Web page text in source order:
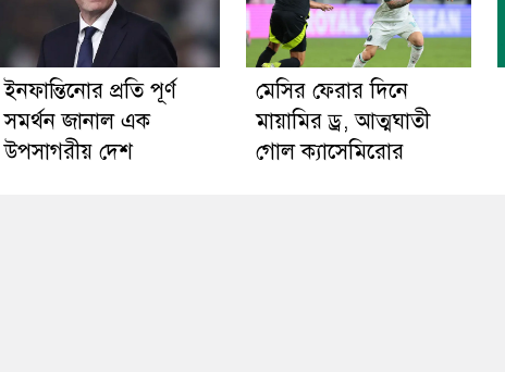
ইনফান্তিনোর প্রতি পূর্ণ
সমর্থন জানাল এক
উপসাগরীয় দেশ
মেসির ফেরার দিনে
মায়ামির ড্র, আত্মঘাতী
গোল ক্যাসেমিরোর